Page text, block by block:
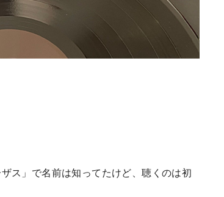
ス」で名前は知ってたけど、聴くのは初